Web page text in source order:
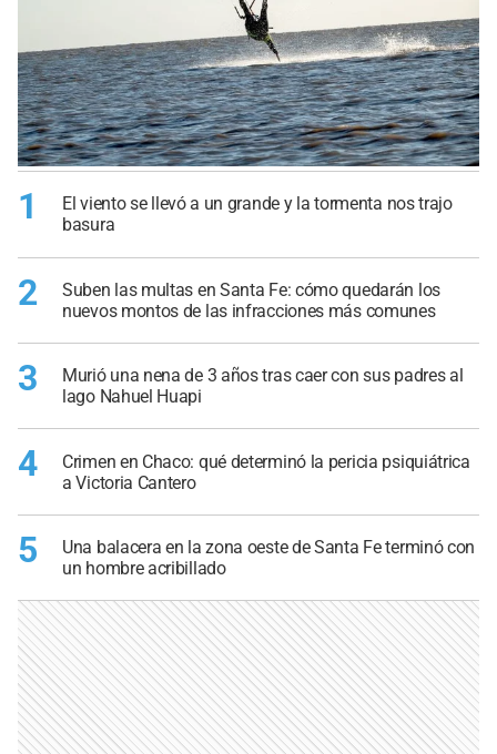
1
El viento se llevó a un grande y la tormenta nos trajo
basura
2
Suben las multas en Santa Fe: cómo quedarán los
nuevos montos de las infracciones más comunes
3
Murió una nena de 3 años tras caer con sus padres al
lago Nahuel Huapi
4
Crimen en Chaco: qué determinó la pericia psiquiátrica
a Victoria Cantero
5
Una balacera en la zona oeste de Santa Fe terminó con
un hombre acribillado